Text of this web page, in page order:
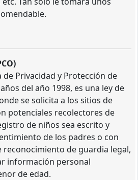
de Privacidad y Protección de
del año 1998, es una ley de
se solicita a los sitios de
potenciales recolectores de
de niños sea escrito y
de los padres o con
de guardia legal,
información personal
de edad.